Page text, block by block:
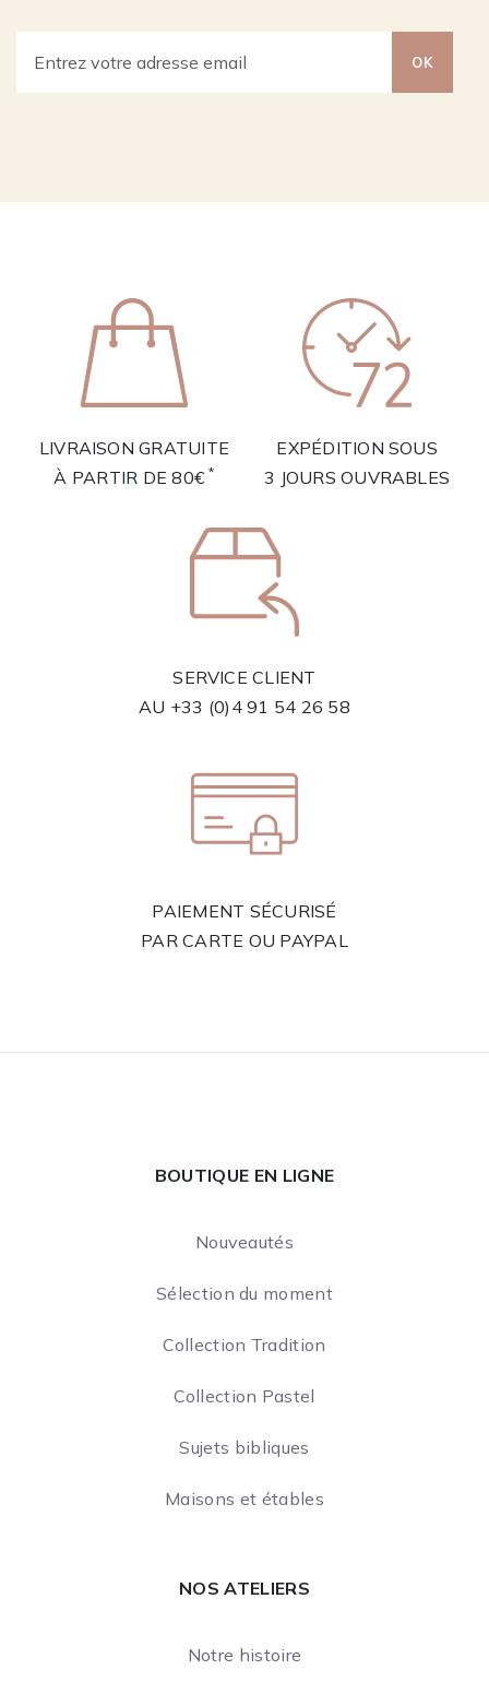
OK
LIVRAISON GRATUITE
À PARTIR DE 80€ *
EXPÉDITION SOUS
3 JOURS OUVRABLES
SERVICE CLIENT
AU +33 (0)4 91 54 26 58
PAIEMENT SÉCURISÉ
PAR CARTE OU PAYPAL
BOUTIQUE EN LIGNE
Nouveautés
Sélection du moment
Collection Tradition
Collection Pastel
Sujets bibliques
Maisons et étables
NOS ATELIERS
Notre histoire